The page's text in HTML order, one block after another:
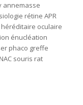
annemasse
rétine APR
oculaire
énucléation
phaco greffe
souris rat